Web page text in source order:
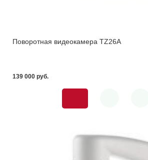
Поворотная видеокамера TZ26A
139 000 pуб.